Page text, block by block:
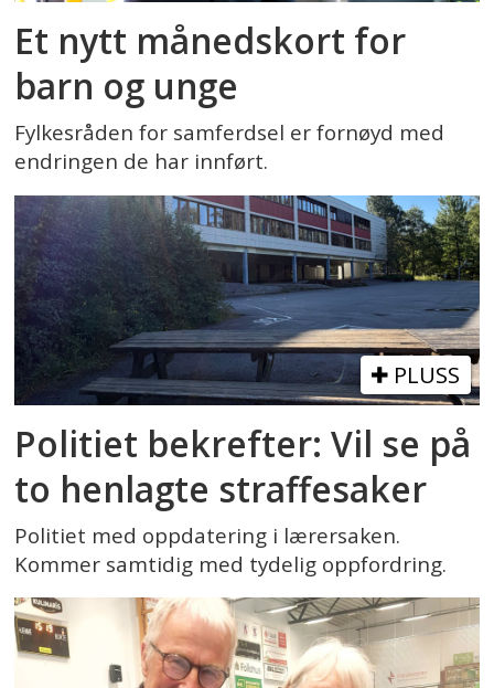
Et nytt månedskort for
barn og unge
Fylkesråden for samferdsel er fornøyd med
endringen de har innført.
PLUSS
Politiet bekrefter: Vil se på
to henlagte straffesaker
Politiet med oppdatering i lærersaken.
Kommer samtidig med tydelig oppfordring.